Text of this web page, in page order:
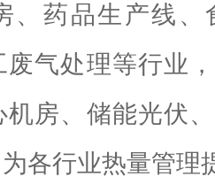
、药品生产线、
废气处理等行业
机房、储能光伏
各行业热量管理